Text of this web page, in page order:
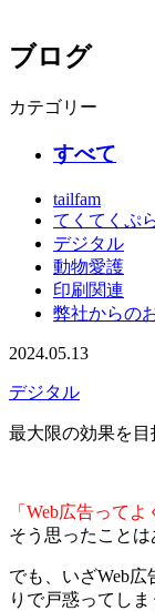
ブログ
カテゴリー
すべて
tailfam
てくてくぷ
デジタル
動物愛護
印刷関連
弊社からの
2024.05.13
デジタル
最大限の効果を目
「Web広告って
そう思ったことは
でも、いざWeb
りで戸惑ってし